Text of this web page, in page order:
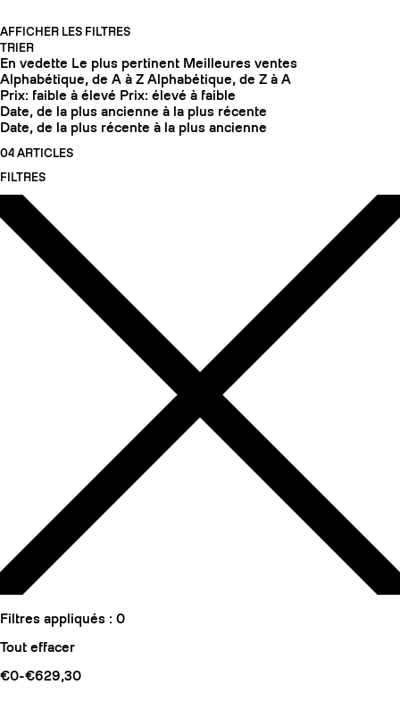
COUTEAUX
AFFICHER LES FILTRES
TRIER
En vedette Le plus pertinent Meilleures ventes
Alphabétique, de A à Z Alphabétique, de Z à A
Prix: faible à élevé Prix: élevé à faible
Date, de la plus ancienne à la plus récente
Date, de la plus récente à la plus ancienne
04 ARTICLES
FILTRES
Filtres appliqués : 0
Tout effacer
€0-€629,30